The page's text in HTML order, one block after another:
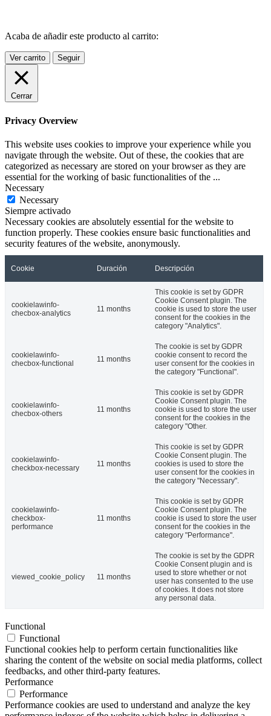
Acaba de añadir este producto al carrito:
Ver carrito Seguir
Cerrar
Privacy Overview
This website uses cookies to improve your experience while you
navigate through the website. Out of these, the cookies that are
categorized as necessary are stored on your browser as they are
essential for the working of basic functionalities of the ...
Necessary
Necessary
Siempre activado
Necessary cookies are absolutely essential for the website to
function properly. These cookies ensure basic functionalities and
security features of the website, anonymously.
Cookie Duración Descripción
cookielawinfo-
checbox-analytics
11 months
This cookie is set by GDPR
Cookie Consent plugin. The
cookie is used to store the user
consent for the cookies in the
category "Analytics".
cookielawinfo-
checbox-functional
11 months
The cookie is set by GDPR
cookie consent to record the
user consent for the cookies in
the category "Functional".
cookielawinfo-
checbox-others
11 months
This cookie is set by GDPR
Cookie Consent plugin. The
cookie is used to store the user
consent for the cookies in the
category "Other.
cookielawinfo-
checkbox-necessary
11 months
This cookie is set by GDPR
Cookie Consent plugin. The
cookies is used to store the
user consent for the cookies in
the category "Necessary".
cookielawinfo-
checkbox-
performance
11 months
This cookie is set by GDPR
Cookie Consent plugin. The
cookie is used to store the user
consent for the cookies in the
category "Performance".
viewed_cookie_policy 11 months
The cookie is set by the GDPR
Cookie Consent plugin and is
used to store whether or not
user has consented to the use
of cookies. It does not store
any personal data.
Functional
Functional
Functional cookies help to perform certain functionalities like
sharing the content of the website on social media platforms, collect
feedbacks, and other third-party features.
Performance
Performance
Performance cookies are used to understand and analyze the key